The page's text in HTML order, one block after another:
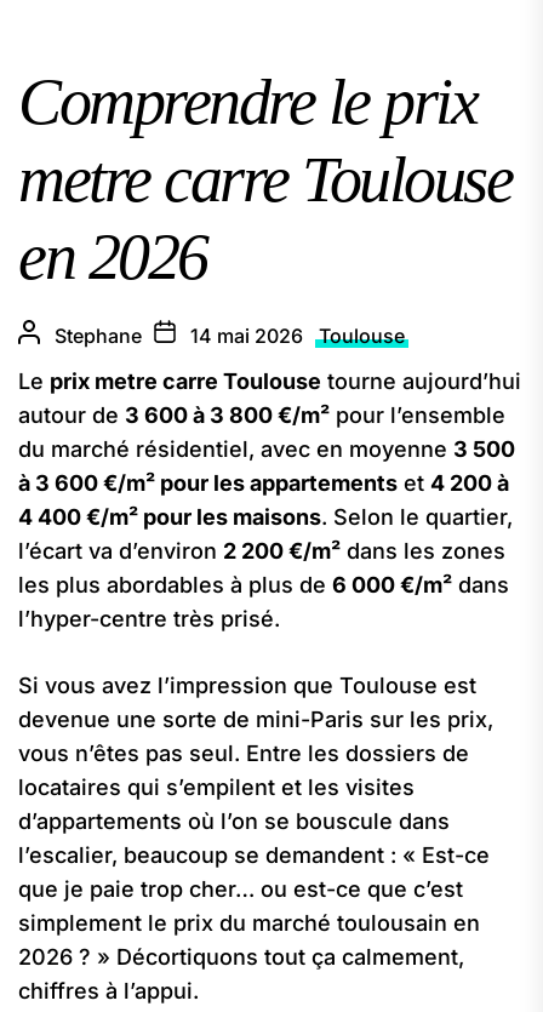
Comprendre le prix
metre carre Toulouse
en 2026
Stephane 14 mai 2026 Toulouse
Le prix metre carre Toulouse tourne aujourd’hui
autour de 3 600 à 3 800 €/m² pour l’ensemble
du marché résidentiel, avec en moyenne 3 500
à 3 600 €/m² pour les appartements et 4 200 à
4 400 €/m² pour les maisons. Selon le quartier,
l’écart va d’environ 2 200 €/m² dans les zones
les plus abordables à plus de 6 000 €/m² dans
l’hyper-centre très prisé.
Si vous avez l’impression que Toulouse est
devenue une sorte de mini-Paris sur les prix,
vous n’êtes pas seul. Entre les dossiers de
locataires qui s’empilent et les visites
d’appartements où l’on se bouscule dans
l’escalier, beaucoup se demandent : « Est-ce
que je paie trop cher… ou est-ce que c’est
simplement le prix du marché toulousain en
2026 ? » Décortiquons tout ça calmement,
chiffres à l’appui.